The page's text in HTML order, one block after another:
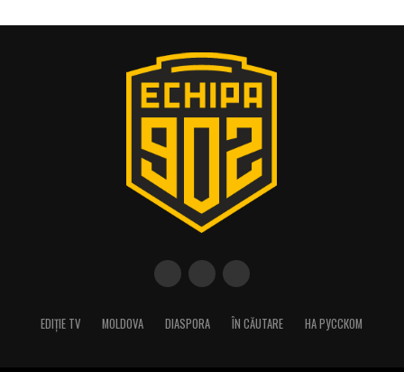
EDIȚIE TV MOLDOVA DIASPORA ÎN CĂUTARE НА РУССКОМ